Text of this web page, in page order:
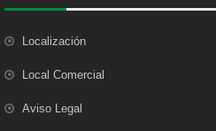
Localización
Local Comercial
Aviso Legal